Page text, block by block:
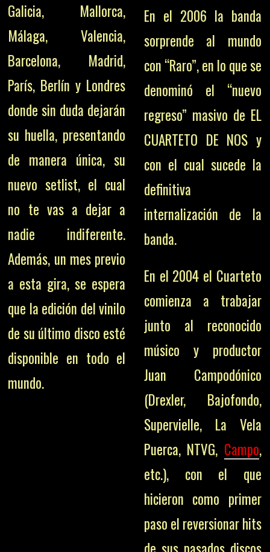
Galicia, Mallorca,
Málaga, Valencia,
Barcelona, Madrid,
París, Berlín y Londres
donde sin duda dejarán
su huella, presentando
de manera única, su
nuevo setlist, el cual
no te vas a dejar a
nadie indiferente.
Además, un mes previo
a esta gira, se espera
que la edición del vinilo
de su último disco esté
disponible en todo el
mundo.
En el 2006 la banda
sorprende al mundo
con “Raro”, en lo que se
denominó el “nuevo
regreso” masivo de EL
CUARTETO DE NOS y
con el cual sucede la
definitiva
internalización de la
banda.
En el 2004 el Cuarteto
comienza a trabajar
junto al reconocido
músico y productor
Juan Campodónico
(Drexler, Bajofondo,
Supervielle, La Vela
Puerca, NTVG, Campo,
etc.), con el que
hicieron como primer
paso el reversionar hits